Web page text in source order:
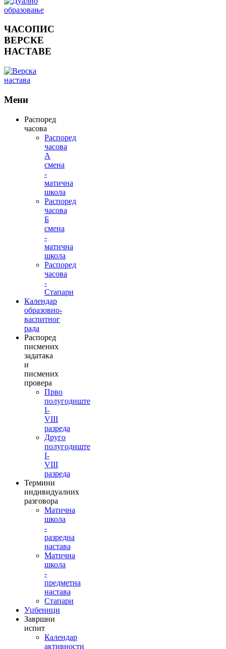
ЧАСОПИС
ВЕРСКЕ
НАСТАВЕ
Мени
Распоред
часова
Распоред
часова
А
смена
-
матична
школа
Распоред
часова
Б
смена
-
матична
школа
Распоред
часова
-
Стапари
Календар
образовно-
васпитног
рада
Распоред
писмених
задатака
и
писмених
провера
Прво
полугодиште
I-
VIII
разреда
Друго
полугодиште
I-
VIII
разреда
Термини
индивидуалних
разговора
Матична
школа
-
разредна
настава
Матична
школа
-
предметна
настава
Стапари
Уџбеници
Завршни
испит
Календар
активности